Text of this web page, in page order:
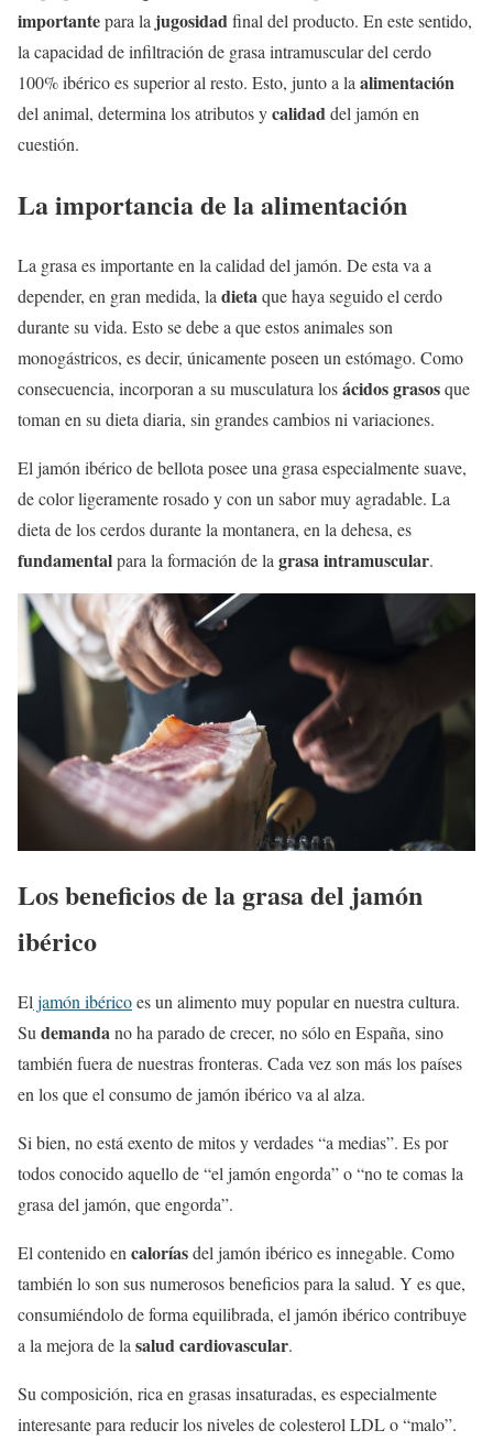
importantepara la jugosidadfinal del producto. En este sentido,
la capacidad de infiltración de grasa intramuscular del cerdo
100% ibérico es superior al resto. Esto, junto a la alimentación
del animal, determina los atributos ycalidaddel jamón en
cuestión.
La importancia de la alimentación
La grasa es importante en la calidad del jamón. De esta va a
depender, en gran medida, la dietaque haya seguido el cerdo
durante su vida. Esto se debe a que estos animales son
monogástricos, es decir, únicamente poseen un estómago. Como
consecuencia, incorporan a su musculatura losácidos grasosque
toman en su dieta diaria, sin grandes cambios ni variaciones.
El jamón ibérico de bellota posee una grasa especialmente suave,
de color ligeramente rosado y con un sabor muy agradable. La
dieta de los cerdos durante la montanera, en la dehesa, es
fundamentalpara la formación de la grasa intramuscular.
Los beneficios de la grasa del jamón
ibérico
Eljamón ibéricoes un alimento muy popular en nuestra cultura.
Sudemandano ha parado de crecer, no sólo en España, sino
también fuera de nuestras fronteras. Cada vez son más los países
en los que el consumo de jamón ibérico va al alza.
Si bien, no está exento de mitos y verdades “a medias”. Es por
todos conocido aquello de “el jamón engorda” o “no te comas la
grasa del jamón, que engorda”.
El contenido encaloríasdel jamón ibérico es innegable. Como
también lo son sus numerosos beneficios para la salud. Y es que,
consumiéndolo de forma equilibrada, el jamón ibérico contribuye
a la mejora de lasalud cardiovascular.
Su composición, rica en grasas insaturadas, es especialmente
interesante para reducir los niveles de colesterol LDL o “malo”.